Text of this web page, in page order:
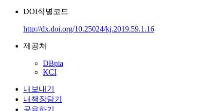
DOI식별코드
http://dx.doi.org/10.25024/kj.2019.59.1.16
제공처
DBpia
KCI
내보내기
내책장담기
공유하기